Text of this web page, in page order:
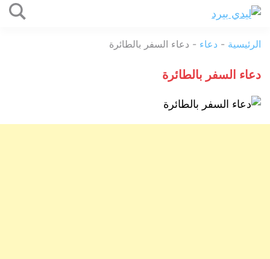
المحتوى
بيرد
الرئيسية - دعاء - دعاء السفر بالطائرة
دعاء السفر بالطائرة